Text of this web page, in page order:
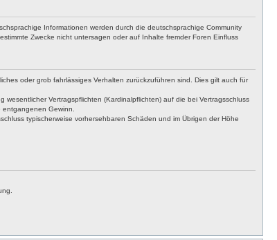
Informationen werden durch die deutschsprachige Community
Zwecke nicht untersagen oder auf Inhalte fremder Foren Einfluss
oder grob fahrlässiges Verhalten zurückzuführen sind. Dies gilt auch für
Vertragspflichten (Kardinalpflichten) auf die bei Vertragsschluss
Gewinn.
typischerweise vorhersehbaren Schäden und im Übrigen der Höhe